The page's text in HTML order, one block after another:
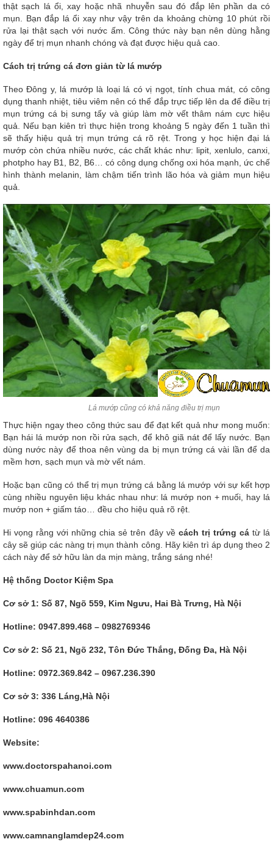
thật sạch lá ổi, xay hoặc nhã nhuyễn sau đó đắp lên phần da có
mụn. Bạn đắp lá ổi xay như vậy trên da khoảng chừng 10 phút rồi
rửa lại thật sạch với nước ấm. Công thức này bạn nên dùng hằng
ngày để trị mụn nhanh chóng và đạt được hiệu quả cao.
Cách trị trứng cá đơn giản từ lá mướp
Theo Đông y, lá mướp là loại lá có vị ngọt, tính chua mát, có công
dụng thanh nhiệt, tiêu viêm nên có thể đắp trực tiếp lên da để điều trị
mụn trứng cá bị sưng tấy và giúp làm mờ vết thâm nám cực hiệu
quả. Nếu bạn kiên trì thực hiện trong khoảng 5 ngày đến 1 tuần thì
sẽ thấy hiệu quả trị mụn trứng cá rõ rệt. Trong y học hiện đại lá
mướp còn chứa nhiều nước, các chất khác như: lipit, xenlulo, canxi,
photpho hay B1, B2, B6… có công dụng chống oxi hóa mạnh, ức chế
hình thành melanin, làm chậm tiến trình lão hóa và giảm mụn hiệu
quả.
Lá mướp cũng có khả năng điều trị mụn
Thực hiện ngay theo công thức sau để đạt kết quả như mong muốn:
Bạn hái lá mướp non rồi rửa sạch, để khô giã nát để lấy nước. Bạn
dùng nước này để thoa nên vùng da bị mụn trứng cá vài lần để da
mềm hơn, sạch mụn và mờ vết nám.
Hoặc bạn cũng có thể trị mụn trứng cá bằng lá mướp với sự kết hợp
cùng nhiều nguyên liệu khác nhau như: lá mướp non + muối, hay lá
mướp non + giấm táo… đều cho hiệu quả rõ rệt.
Hi vọng rằng với những chia sẻ trên đây về cách trị trứng cátừ lá
cây sẽ giúp các nàng trị mụn thành công. Hãy kiên trì áp dụng theo 2
cách này để sở hữu làn da mịn màng, trắng sáng nhé!
Hệ thống Doctor Kiệm Spa
Cơ sở 1: Số 87, Ngõ 559, Kim Ngưu, Hai Bà Trưng, Hà Nội
Hotline: 0947.899.468 – 0982769346
Cơ sở 2: Số 21, Ngõ 232, Tôn Đức Thắng, Đống Đa, Hà Nội
Hotline: 0972.369.842 – 0967.236.390
Cơ sở 3: 336 Láng,Hà Nội
Hotline: 096 4640386
Website:
www.doctorspahanoi.com
www.chuamun.com
www.spabinhdan.com
www.camnanglamdep24.com